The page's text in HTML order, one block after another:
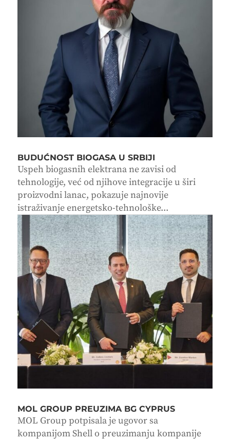
BUDUĆNOST BIOGASA U SRBIJI
Uspeh biogasnih elektrana ne zavisi od
tehnologije, već od njihove integracije u širi
proizvodni lanac, pokazuje najnovije
istraživanje energetsko-tehnološke...
MOL GROUP PREUZIMA BG CYPRUS
MOL Group potpisala je ugovor sa
kompanijom Shell o preuzimanju kompanije